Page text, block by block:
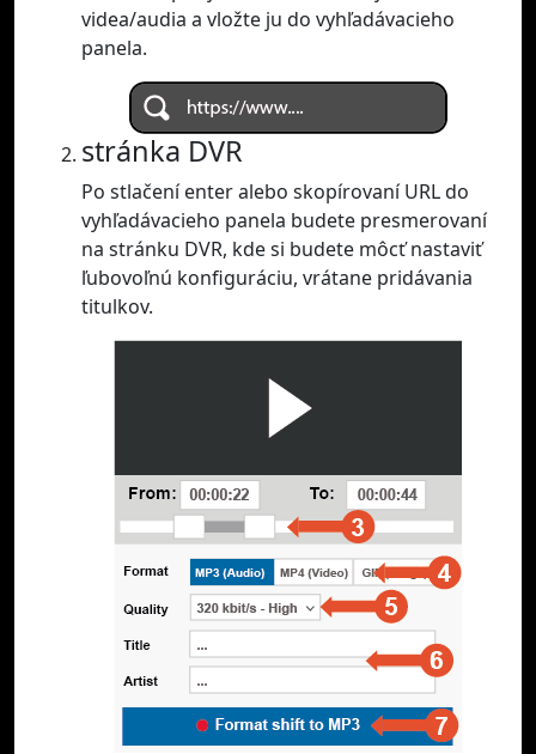
videa/audia a vložte ju do vyhľadávacieho
panela.
stránka DVR
Po stlačení enter alebo skopírovaní URL do
vyhľadávacieho panela budete presmerovaní
na stránku DVR, kde si budete môcť nastaviť
ľubovoľnú konfiguráciu, vrátane pridávania
titulkov.